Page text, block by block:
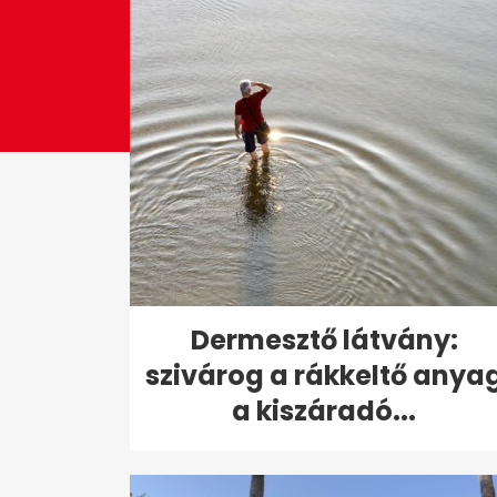
Dermesztő látvány:
szivárog a rákkeltő
a kiszáradó...